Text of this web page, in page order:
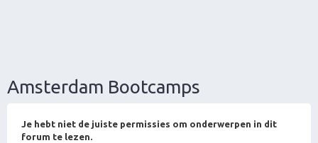
Amsterdam Bootcamps
Je hebt niet de juiste permissies om onderwerpen in dit
forum te lezen.